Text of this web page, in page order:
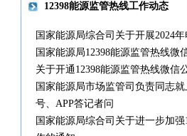
12398能源监管热线工作动态
国家能源局综合司关于开展2024
国家能源局12398能源监管热线微
关于开通12398能源监管热线微信
国家能源局市场监管司负责同志
号、APP答记者问
国家能源局综合司关于进一步加